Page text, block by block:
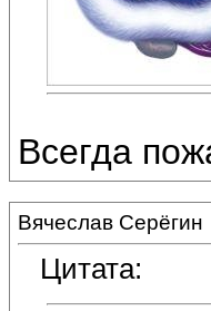
Всегда
Вячеслав Серёгин
Цитата: